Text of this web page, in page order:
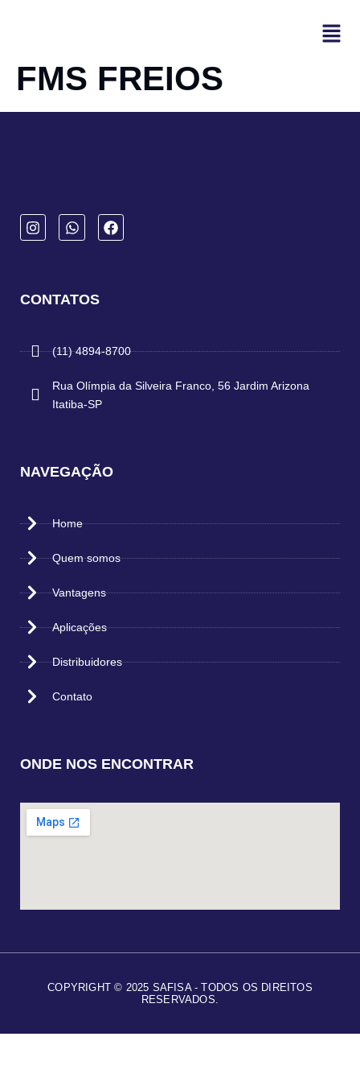
FMS FREIOS
CONTATOS
(11) 4894-8700
Rua Olímpia da Silveira Franco, 56 Jardim Arizona
Itatiba-SP
NAVEGAÇÃO
Home
Quem somos
Vantagens
Aplicações
Distribuidores
Contato
ONDE NOS ENCONTRAR
COPYRIGHT © 2025 SAFISA - TODOS OS DIREITOS
RESERVADOS.